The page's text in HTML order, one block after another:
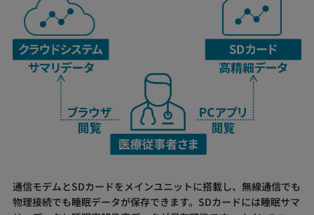
通信モデムとSDカードをメインユニットに搭載し、無線通信でも
物理接続でも睡眠データが保存できます。SDカードには睡眠サマ